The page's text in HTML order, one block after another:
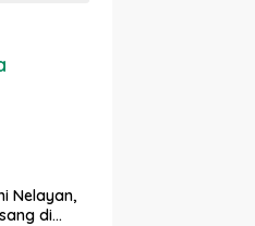
Nelayan,
di